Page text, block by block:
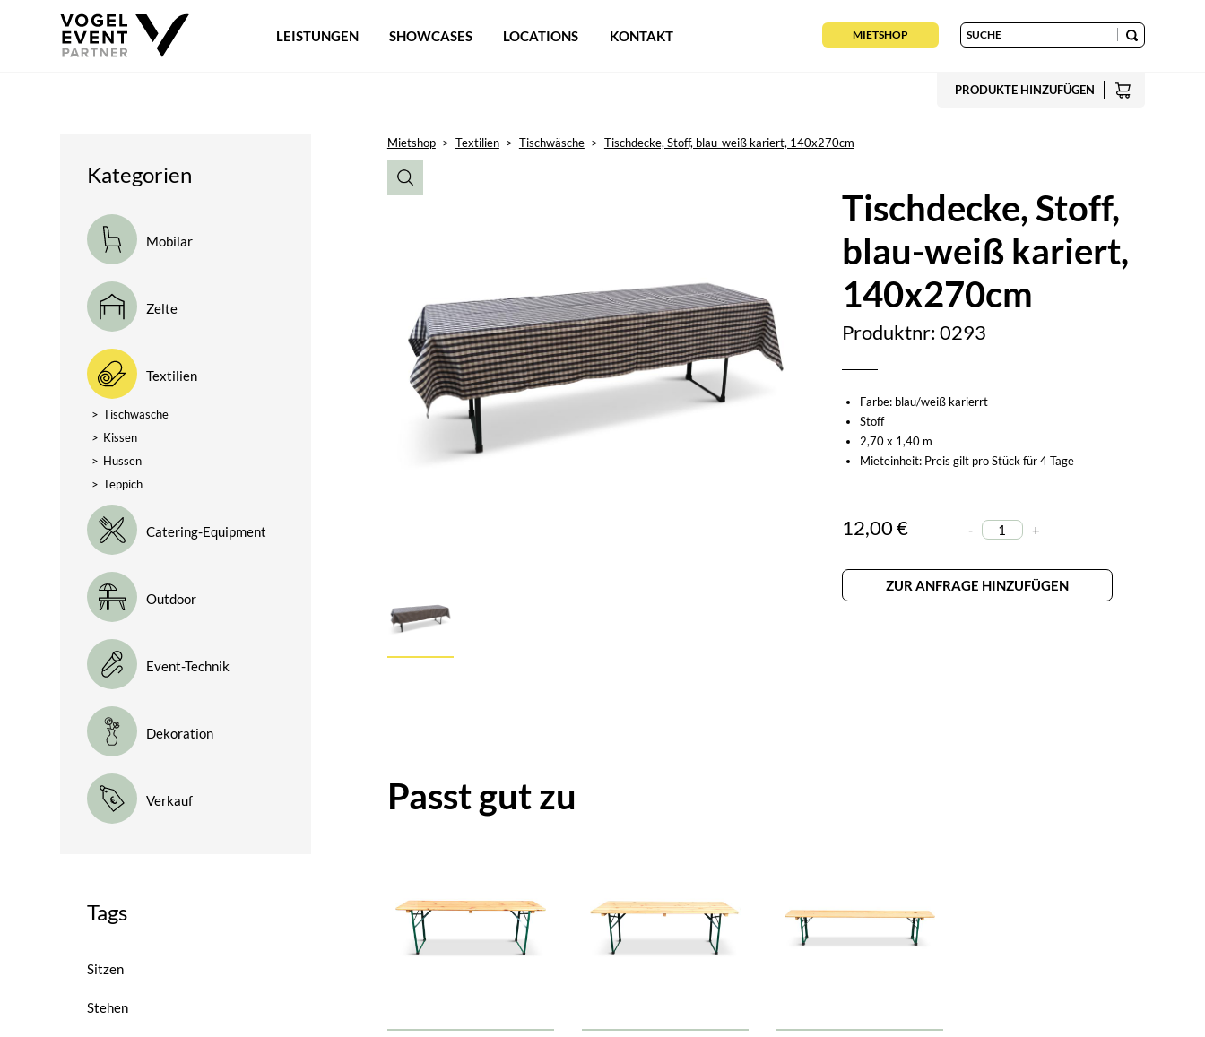
LEISTUNGEN SHOWCASES LOCATIONS KONTAKT MIETSHOP
PRODUKTE HINZUFÜGEN
Kategorien
Mobilar
Zelte
Textilien
> Tischwäsche
> Kissen
> Hussen
> Teppich
Catering-Equipment
Outdoor
Event-Technik
Dekoration
Verkauf
Tags
Sitzen
Stehen
Mietshop > Textilien > Tischwäsche > Tischdecke, Stoff, blau-weiß kariert, 140x270cm
Tischdecke, Stoff,
blau-weiß kariert,
140x270cm
Produktnr: 0293
Farbe: blau/weiß karierrt
Stoff
2,70 x 1,40 m
Mieteinheit: Preis gilt pro Stück für 4 Tage
12,00 € - +
ZUR ANFRAGE HINZUFÜGEN
Passt gut zu